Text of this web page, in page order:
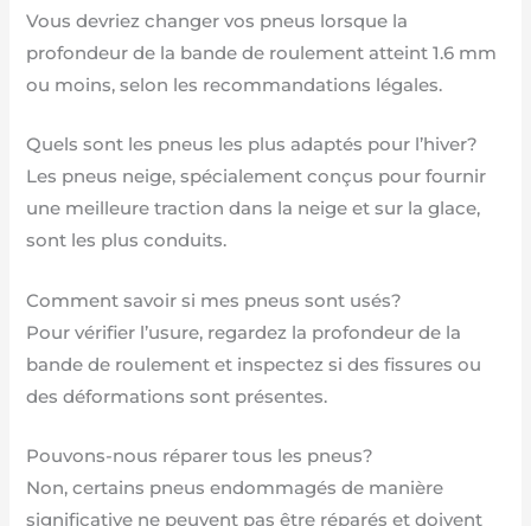
Vous devriez changer vos pneus lorsque la
profondeur de la bande de roulement atteint 1.6 mm
ou moins, selon les recommandations légales.
Quels sont les pneus les plus adaptés pour l’hiver?
Les pneus neige, spécialement conçus pour fournir
une meilleure traction dans la neige et sur la glace,
sont les plus conduits.
Comment savoir si mes pneus sont usés?
Pour vérifier l’usure, regardez la profondeur de la
bande de roulement et inspectez si des fissures ou
des déformations sont présentes.
Pouvons-nous réparer tous les pneus?
Non, certains pneus endommagés de manière
significative ne peuvent pas être réparés et doivent